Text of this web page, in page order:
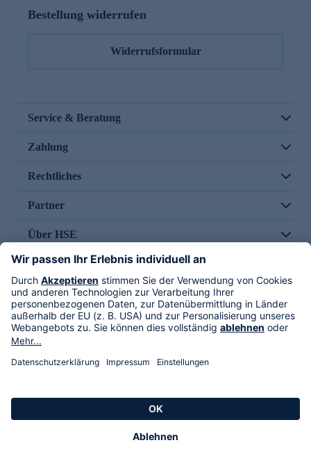
Bestellung widerrufen
Widerrufsformular
Service & Beratung
Zahlung
Rechtliches
Partner
Über HSE
Im TV
HSE International